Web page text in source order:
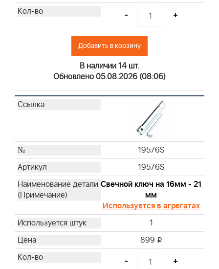
- +
Добавить в корзину
В наличии 14 шт.
Обновлено 05.08.2026 (08:06)
19576S
19576S
Свечной ключ на 16мм - 21
мм
Используется в агрегатах
1
899 i
- +